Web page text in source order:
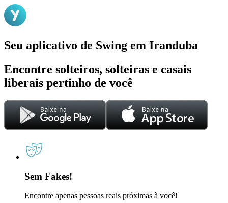
Seu aplicativo de Swing em Iranduba
Encontre solteiros, solteiras e casais
liberais pertinho de você
Sem Fakes!
Encontre apenas pessoas reais próximas à você!